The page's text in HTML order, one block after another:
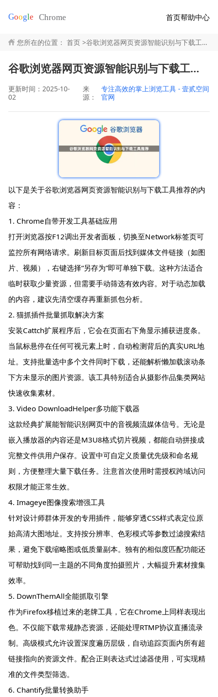
首页帮助中心
您所在的位置： 首页 >谷歌浏览器网页资源智能识别与下载工具推荐
谷歌浏览器网页资源智能识别与下载工具推荐
更新时间：2025-10-
02
来
源：
专注高效的掌上浏览工具 - 壹贰空间
官网
以下是关于谷歌浏览器网页资源智能识别与下载工具推荐的内
容：
1. Chrome自带开发工具基础应用
打开浏览器按F12调出开发者面板，切换至Network标签页可
监控所有网络请求。刷新目标页面后找到媒体文件链接（如图
片、视频），右键选择“另存为”即可单独下载。这种方法适合
临时获取少量资源，但需要手动筛选有效内容。对于动态加载
的内容，建议先清空缓存再重新抓包分析。
2. 猫抓插件批量抓取解决方案
安装Cattch扩展程序后，它会在页面右下角显示捕获进度条。
当鼠标悬停在任何可视元素上时，自动检测背后的真实URL地
址。支持批量选中多个文件同时下载，还能解析懒加载滚动条
下方未显示的图片资源。该工具特别适合从摄影作品集类网站
快速收集素材。
3. Video DownloadHelper多功能下载器
这款经典扩展能智能识别网页中的音视频流媒体信号。无论是
嵌入播放器的内容还是M3U8格式切片视频，都能自动拼接成
完整文件供用户保存。设置中可自定义质量优先级和命名规
则，方便整理大量下载任务。注意首次使用时需授权跨域访问
权限才能正常生效。
4. Imageye图像搜索增强工具
针对设计师群体开发的专用插件，能够穿透CSS样式表定位原
始高清大图地址。支持按分辨率、色彩模式等参数过滤搜索结
果，避免下载缩略图或低质量副本。独有的相似度匹配功能还
可帮助找到同一主题的不同角度拍摄照片，大幅提升素材搜集
效率。
5. DownThemAll全能抓取引擎
作为Firefox移植过来的老牌工具，它在Chrome上同样表现出
色。不仅能下载常规静态资源，还能处理RTMP协议直播流录
制。高级模式允许设置深度遍历层级，自动追踪页面内所有超
链接指向的资源文件。配合正则表达式过滤器使用，可实现精
准的文件类型筛选。
6. Chantify批量转换助手